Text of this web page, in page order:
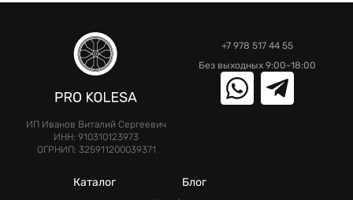
ИП Иванов Виталий Сергеевич
ИНН: 910310123973
ОГРНИП: 325911200039371
+7 978 517 44 55
Без выходных 9:00-18:00
Каталог
Блог